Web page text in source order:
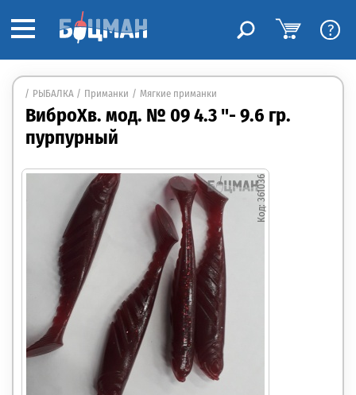
?
РЫБАЛКА Приманки Мягкие приманки
ВиброХв. мод. № 09 4.3 "- 9.6 гр.
пурпурный
361036